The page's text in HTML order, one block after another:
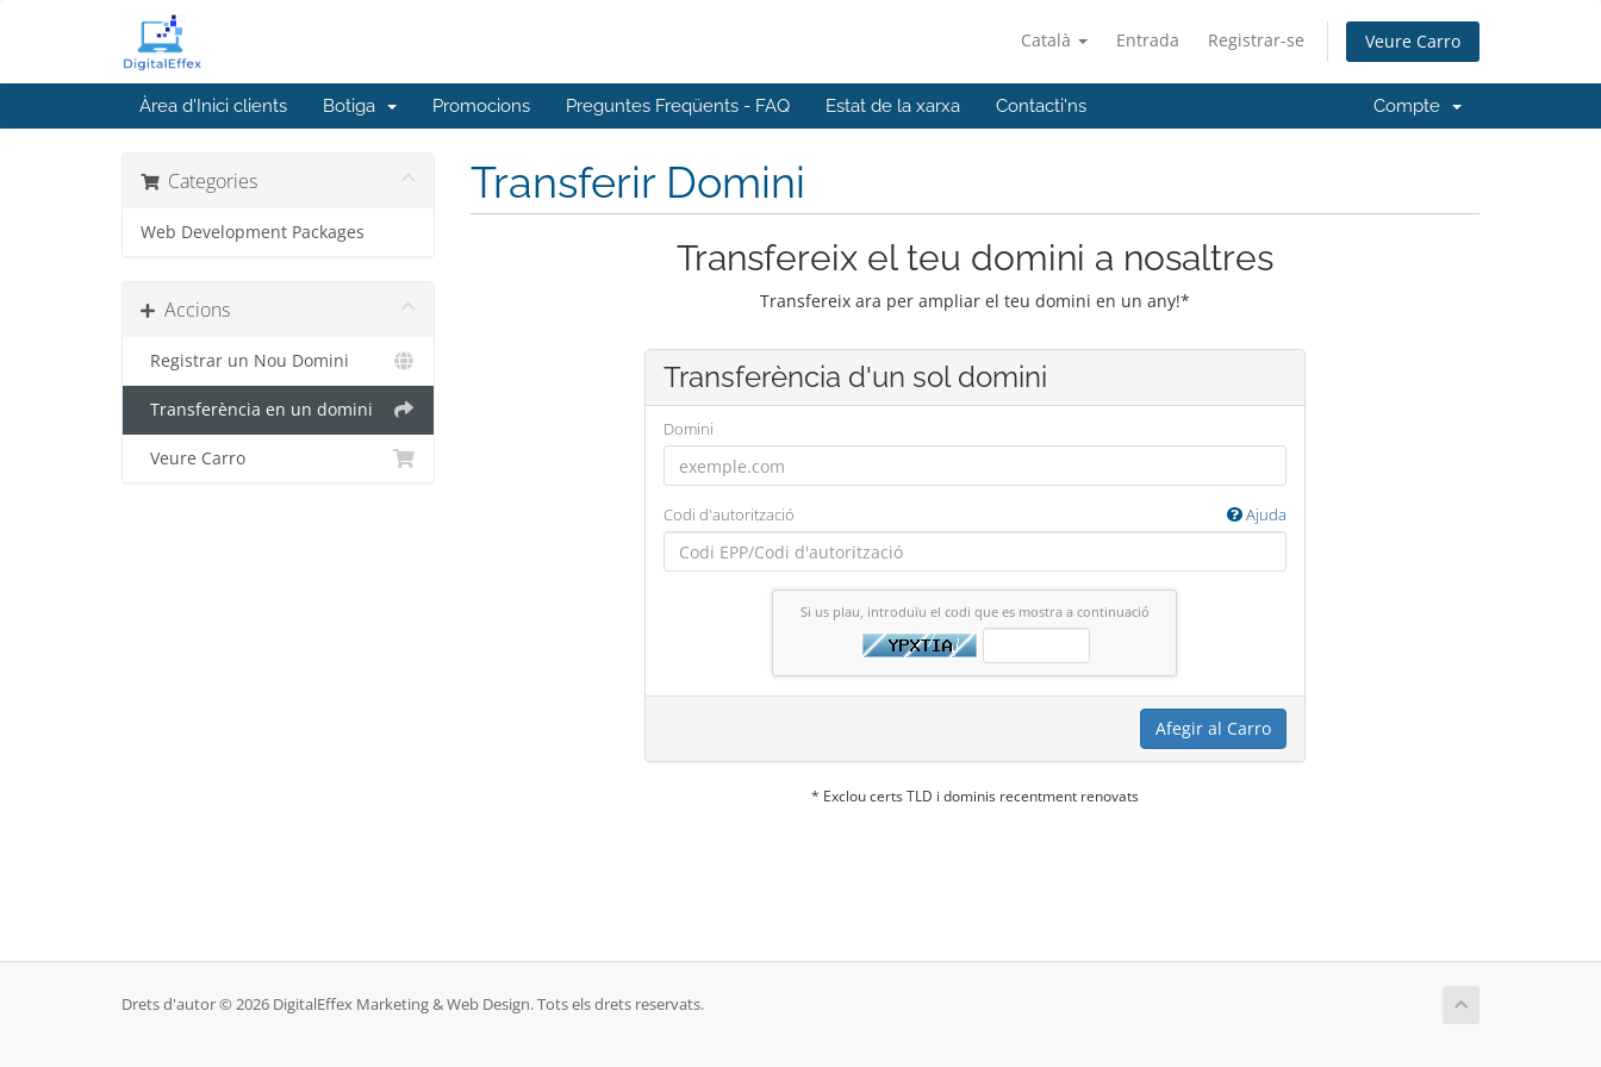
Català Entrada Registrar-se Veure Carro
Àrea d'Inici clients Botiga Promocions Preguntes Freqüents - FAQ Estat de la xarxa Contacti'ns Compte
Categories
Web Development Packages
Accions
Registrar un Nou Domini
Transferència en un domini
Veure Carro
Transferir Domini
Transfereix el teu domini a nosaltres
Transfereix ara per ampliar el teu domini en un any!*
Transferència d'un sol domini
Domini
Codi d'autorització Ajuda
Si us plau, introduïu el codi que es mostra a continuació
Afegir al Carro
* Exclou certs TLD i dominis recentment renovats
Drets d'autor © 2026 DigitalEffex Marketing & Web Design. Tots els drets reservats.